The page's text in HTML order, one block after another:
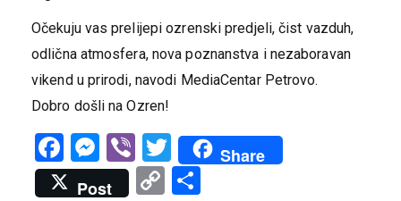
Očekuju vas prelijepi ozrenski predjeli, čist vazduh,
odlična atmosfera, nova poznanstva i nezaboravan
vikend u prirodi, navodi MediaCentar Petrovo.
Dobro došli na Ozren!
Facebook
Messenger
ViberTwitter
Share
Post
Copy